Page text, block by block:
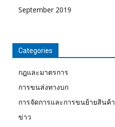
September 2019
Categories
กฎและมาตรการ
การขนส่งทางบก
การจัดการและการขนย้ายสินค้า
ข่าว